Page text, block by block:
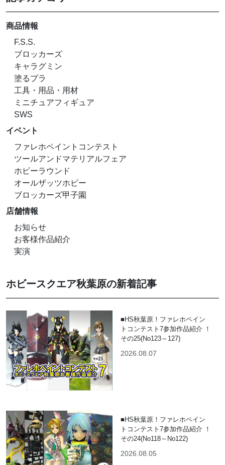
商品情報
F.S.S.
ブロッカーズ
キャラグミン
塗るプラ
工具・用品・用材
ミニチュアフィギュア
SWS
イベント
ファレホペイントコンテスト
ツールアンドマテリアルフェア
ホビーラウンド
オールザッツホビー
ブロッカーズ甲子園
店舗情報
お知らせ
お客様作品紹介
実演
ホビースクエア秋葉原の新着記事
■HS秋葉原！ファレホペイン
トコンテスト7参加作品紹介 ！
その25(No123～127)
2026.08.07
■HS秋葉原！ファレホペイン
トコンテスト7参加作品紹介 ！
その24(No118～No122)
2026.08.05